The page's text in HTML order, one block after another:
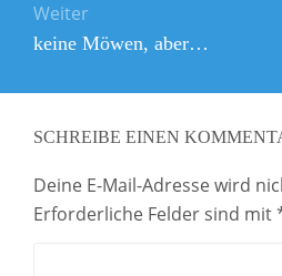
Weiter
Nächster
keine Möwen, aber…
SCHREIBE EINEN
Deine E-Mail-Adresse wird
Erforderliche Felder sind mit